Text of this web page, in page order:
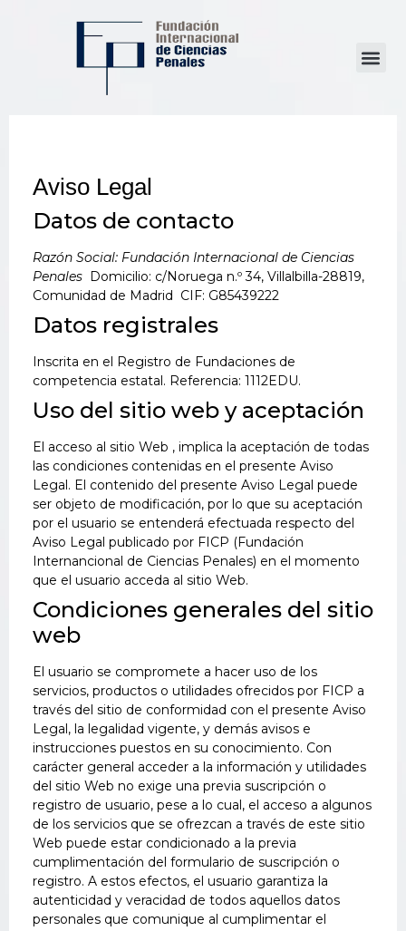
Aviso Legal
Datos de contacto
Razón Social: Fundación Internacional de Ciencias
PenalesDomicilio: c/Noruega n.º 34, Villalbilla-28819,
Comunidad de Madrid CIF: G85439222
Datos registrales
Inscrita en el Registro de Fundaciones de
competencia estatal. Referencia: 1112EDU.
Uso del sitio web y aceptación
El acceso al sitio Web , implica la aceptación de todas
las condiciones contenidas en el presente Aviso
Legal. El contenido del presente Aviso Legal puede
ser objeto de modificación, por lo que su aceptación
por el usuario se entenderá efectuada respecto del
Aviso Legal publicado por FICP (Fundación
Internancional de Ciencias Penales) en el momento
que el usuario acceda al sitio Web.
Condiciones generales del sitio
web
El usuario se compromete a hacer uso de los
servicios, productos o utilidades ofrecidos por FICP a
través del sitio de conformidad con el presente Aviso
Legal, la legalidad vigente, y demás avisos e
instrucciones puestos en su conocimiento. Con
carácter general acceder a la información y utilidades
del sitio Web no exige una previa suscripción o
registro de usuario, pese a lo cual, el acceso a algunos
de los servicios que se ofrezcan a través de este sitio
Web puede estar condicionado a la previa
cumplimentación del formulario de suscripción o
registro. A estos efectos, el usuario garantiza la
autenticidad y veracidad de todos aquellos datos
personales que comunique al cumplimentar el